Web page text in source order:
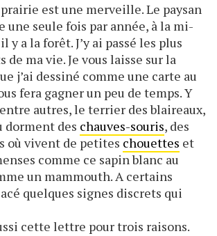
est une merveille. Le paysan
une seule fois par année, à la mi-
y a la forêt. J’y ai passé les plus
de ma vie. Je vous laisse sur la
j’ai dessiné comme une carte au
fera gagner un peu de temps. Y
autres, le terrier des blaireaux,
dorment des chauves-souris, des
où vivent de petites chouettes et
comme ce sapin blanc au
un mammouth. A certains
quelques signes discrets qui
cette lettre pour trois raisons.